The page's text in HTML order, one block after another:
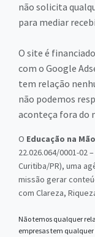
não solicita
para mediar
O site é
com o Google
tem relação
não podemos
aconteça fora do
O Educação na Mão
22.026.064/0001-02
Curitiba/PR), uma
missão gerar
com Clareza,
Não temos qualquer
empresas tem